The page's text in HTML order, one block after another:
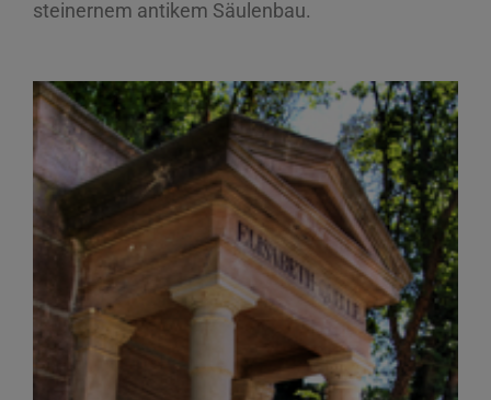
steinernem antikem Säulenbau.